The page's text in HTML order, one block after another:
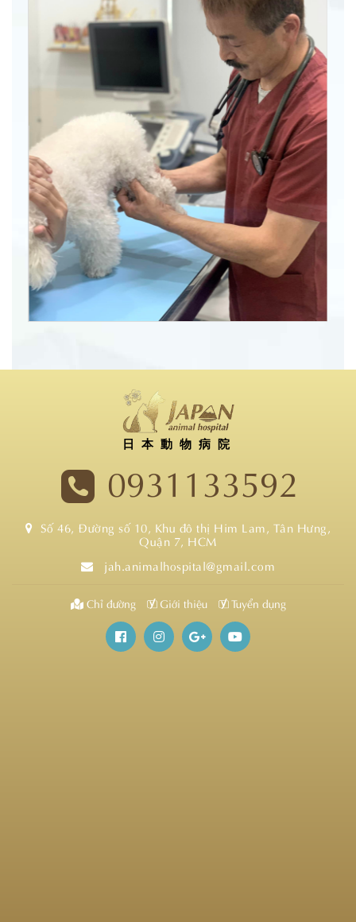
日本動物病院
0931133592
Số 46, Đường số 10, Khu đô thị Him Lam, Tân Hưng,
Quận 7, HCM
jah.animalhospital@gmail.com
Chỉ đường Giới thiệu Tuyển dụng